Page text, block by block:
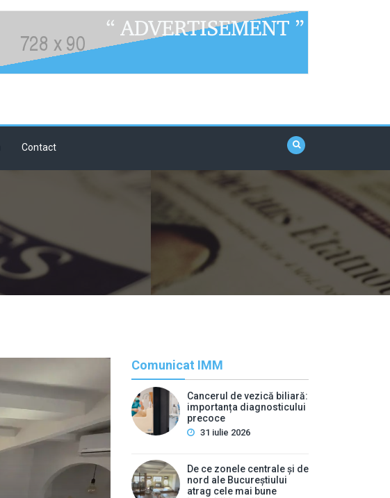
Contact
Comunicat IMM
Cancerul de vezică biliară:
importanța diagnosticului
precoce
31 iulie 2026
De ce zonele centrale și de
nord ale Bucureștiului
atrag cele mai bune